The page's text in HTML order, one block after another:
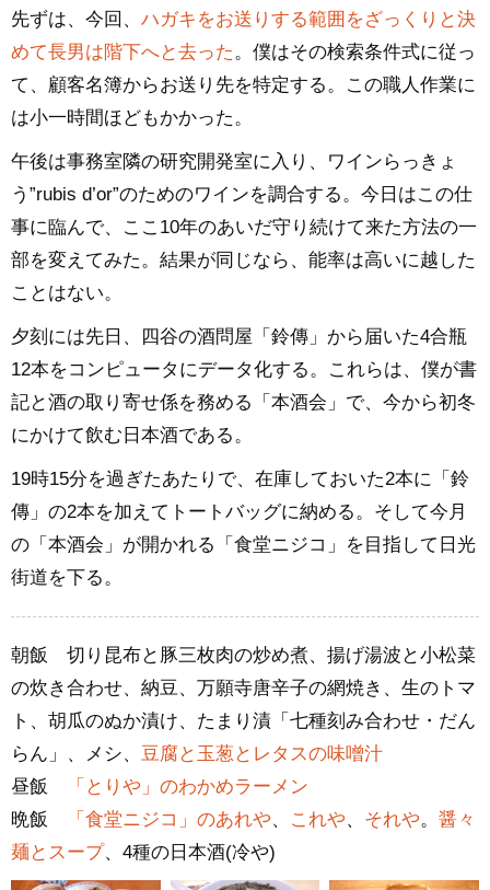
先ずは、今回、 ハガキをお送りする範囲をざっくりと決
めて長男は階下へと去った。僕はその検索条件式に従っ
て、顧客名簿からお送り先を特定する。この職人作業に
は小一時間ほどもかかった。
午後は事務室隣の研究開発室に入り、ワインらっきょ
う”rubis d’or”のためのワインを調合する。今日はこの仕
事に臨んで、ここ10年のあいだ守り続けて来た方法の一
部を変えてみた。結果が同じなら、能率は高いに越した
ことはない。
夕刻には先日、四谷の酒問屋「鈴傳」から届いた4合瓶
12本をコンピュータにデータ化する。これらは、僕が書
記と酒の取り寄せ係を務める「本酒会」で、今から初冬
にかけて飲む日本酒である。
19時15分を過ぎたあたりで、在庫しておいた2本に「鈴
傳」の2本を加えてトートバッグに納める。そして今月
の「本酒会」が開かれる「食堂ニジコ」を目指して日光
街道を下る。
朝飯 切り昆布と豚三枚肉の炒め煮、揚げ湯波と小松菜
の炊き合わせ、納豆、万願寺唐辛子の網焼き、生のトマ
ト、胡瓜のぬか漬け、たまり漬「七種刻み合わせ・だん
らん」、メシ、 豆腐と玉葱とレタスの味噌汁
昼飯
「とりや」のわかめラーメン
晩飯
「食堂ニジコ」のあれや、 これや、 それや。 醤々
麺とスープ、4種の日本酒(冷や)